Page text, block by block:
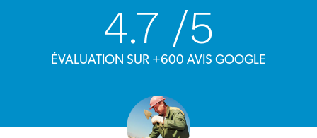
4.7 /5
ÉVALUATION SUR +600 AVIS GOOGLE